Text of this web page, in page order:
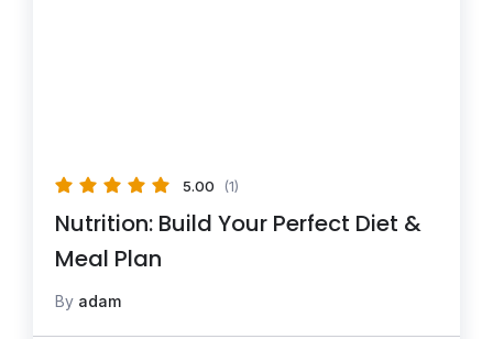
5.00 (1)
Nutrition: Build Your Perfect Diet &
Meal Plan
By adam